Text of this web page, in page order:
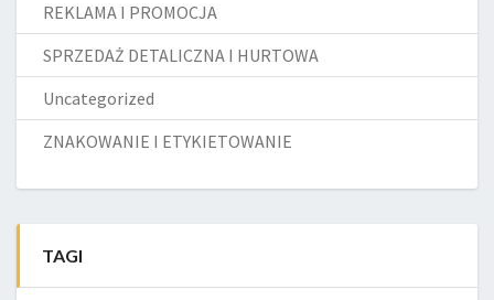
REKLAMA I PROMOCJA
SPRZEDAŻ DETALICZNA I HURTOWA
Uncategorized
ZNAKOWANIE I ETYKIETOWANIE
TAGI